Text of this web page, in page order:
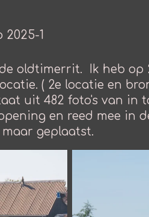
1
oldtimerrit. Ik heb
( 2e locatie en
uit 482 foto's van in
en reed mee in
geplaatst.